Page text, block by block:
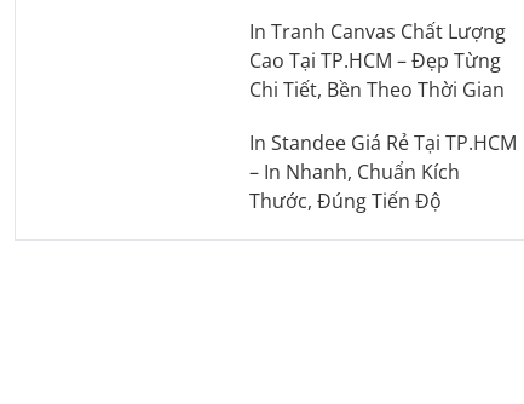
In Tranh Canvas Chất Lượng
Cao Tại TP.HCM – Đẹp Từng
Chi Tiết, Bền Theo Thời Gian
In Standee Giá Rẻ Tại TP.HCM
– In Nhanh, Chuẩn Kích
Thước, Đúng Tiến Độ